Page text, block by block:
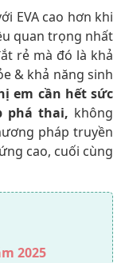
EVA cao hơn khi
quan trọng nhất
rẻ mà đó là khả
& khả năng sinh
em cần hết sức
phá thai, không
pháp truyền
cao, cuối cùng
2025